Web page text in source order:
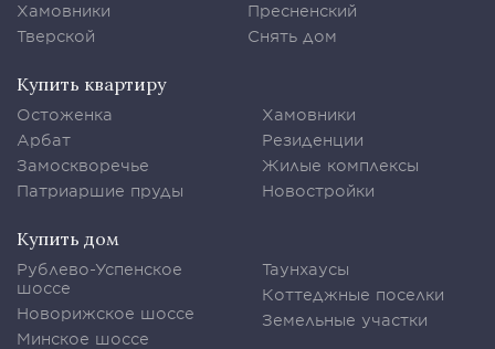
Хамовники
Тверской
Пресненский
Снять дом
Купить квартиру
Остоженка
Арбат
Замоскворечье
Патриаршие пруды
Хамовники
Резиденции
Жилые комплексы
Новостройки
Купить дом
Рублево-Успенское
шоссе
Новорижское шоссе
Минское шоссе
Таунхаусы
Коттеджные поселки
Земельные участки